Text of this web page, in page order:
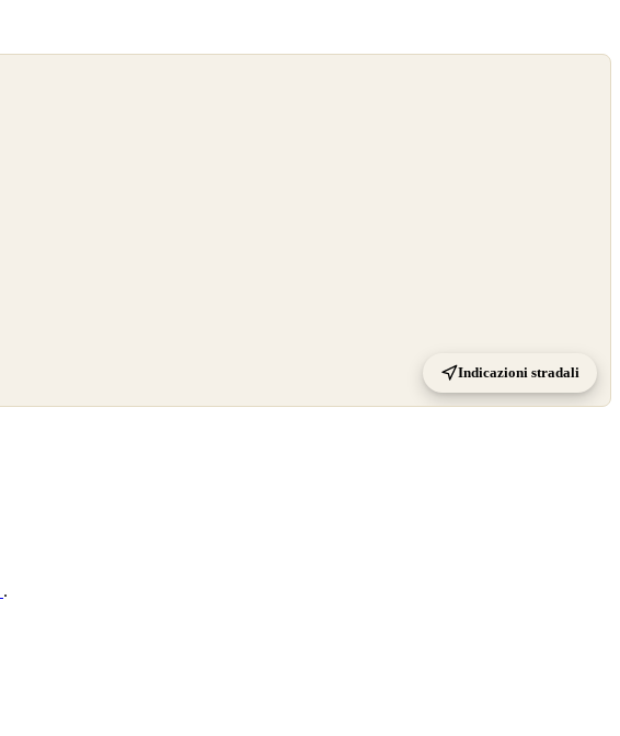
Indicazioni stradali
.